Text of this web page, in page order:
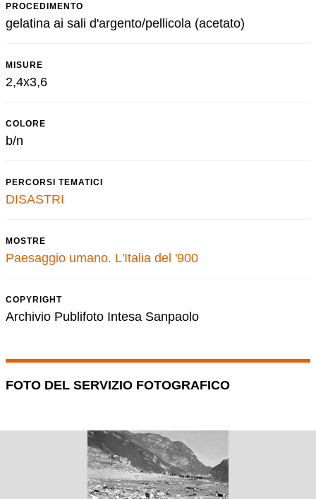
PROCEDIMENTO
gelatina ai sali d'argento/pellicola (acetato)
MISURE
2,4x3,6
COLORE
b/n
PERCORSI TEMATICI
DISASTRI
MOSTRE
Paesaggio umano. L'Italia del '900
COPYRIGHT
Archivio Publifoto Intesa Sanpaolo
FOTO DEL SERVIZIO FOTOGRAFICO